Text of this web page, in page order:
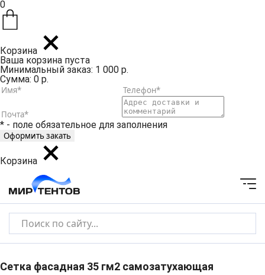
0
Корзина
Ваша корзина пуста
Минимальный заказ: 1 000 р.
Сумма: 0 р.
* - поле обязательное для заполнения
Корзина
Сетка фасадная 35 гм2 самозатухающая